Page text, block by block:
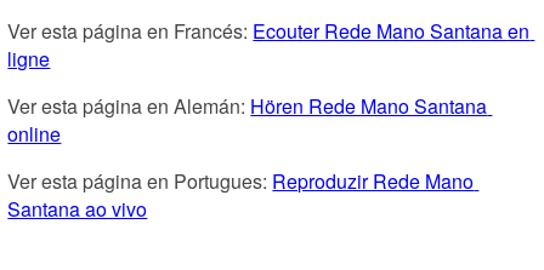
Ver esta página en Francés: Ecouter Rede Mano Santana en
ligne
Ver esta página en Alemán: Hören Rede Mano Santana
online
Ver esta página en Portugues: Reproduzir Rede Mano
Santana ao vivo